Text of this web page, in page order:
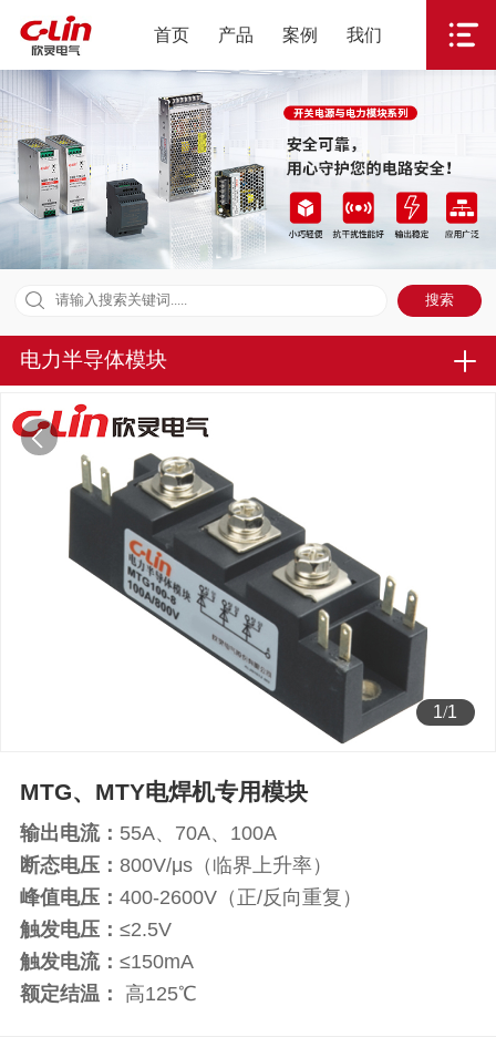
首页 产品 案例 我们
电力半导体模块
1/1
MTG、MTY电焊机专用模块
输出电流： 55A、70A、100A
断态电压： 800V/μs（临界上升率）
峰值电压： 400-2600V（正/反向重复）
触发电压： ≤2.5V
触发电流： ≤150mA
额定结温：
高125℃